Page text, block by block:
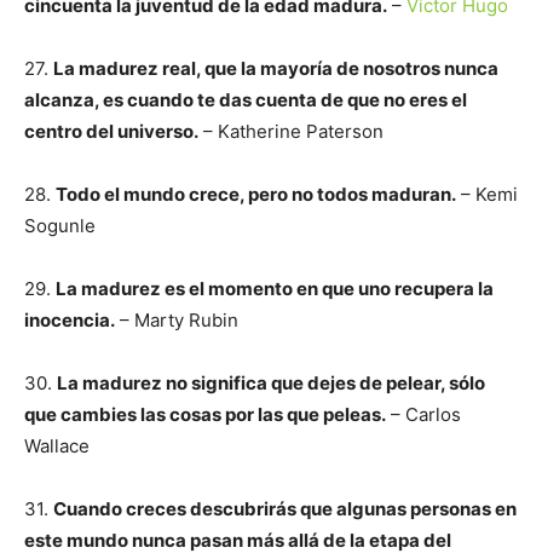
cincuenta la juventud de la edad madura. – Víctor Hugo
27. La madurez real, que la mayoría de nosotros nunca
alcanza, es cuando te das cuenta de que no eres el
centro del universo. – Katherine Paterson
28. Todo el mundo crece, pero no todos maduran. – Kemi
Sogunle
29. La madurez es el momento en que uno recupera la
inocencia. – Marty Rubin
30. La madurez no significa que dejes de pelear, sólo
que cambies las cosas por las que peleas. – Carlos
Wallace
31. Cuando creces descubrirás que algunas personas en
este mundo nunca pasan más allá de la etapa del